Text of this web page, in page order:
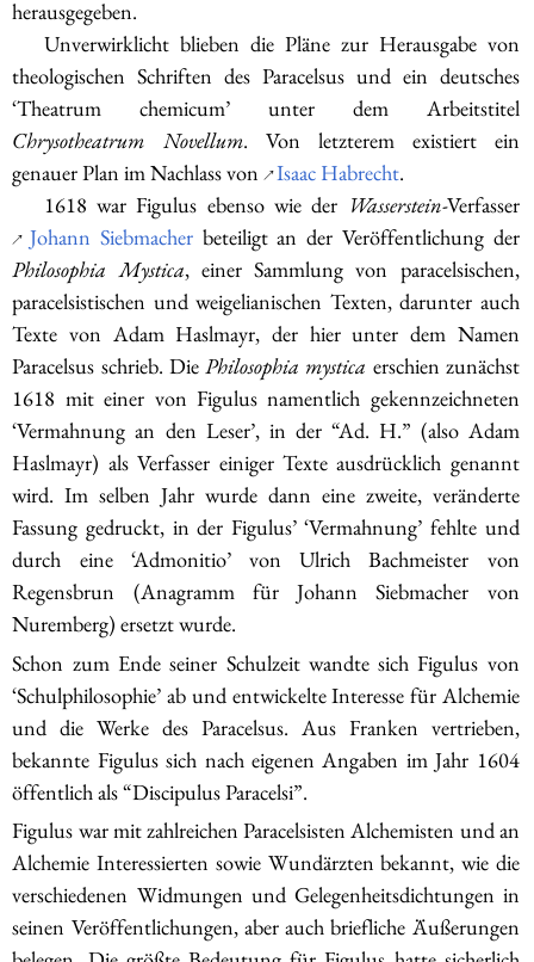
herausgegeben.
Unverwirklicht blieben die Pläne zur Herausgabe von
theologischen Schriften des Paracelsus und ein deutsches
‘Theatrum chemicum’ unter dem Arbeitstitel
Chrysotheatrum Novellum. Von letzterem existiert ein
genauer Plan im Nachlass von↗Isaac Habrecht.
1618 war Figulus ebenso wie der Wasserstein-Verfasser
↗Johann Siebmacherbeteiligt an der Veröffentlichung der
Philosophia Mystica, einer Sammlung von paracelsischen,
paracelsistischen und weigelianischen Texten, darunter auch
Texte von Adam Haslmayr, der hier unter dem Namen
Paracelsus schrieb. DiePhilosophia mystica erschien zunächst
1618 mit einer von Figulus namentlich gekennzeichneten
‘Vermahnung an den Leser’, in der “Ad. H.” (also Adam
Haslmayr) als Verfasser einiger Texte ausdrücklich genannt
wird. Im selben Jahr wurde dann eine zweite, veränderte
Fassung gedruckt, in der Figulus’ ‘Vermahnung’ fehlte und
durch eine ‘Admonitio’ von Ulrich Bachmeister von
Regensbrun (Anagramm für Johann Siebmacher von
Nuremberg) ersetzt wurde.
Schon zum Ende seiner Schulzeit wandte sich Figulus von
‘Schulphilosophie’ ab und entwickelte Interesse für Alchemie
und die Werke des Paracelsus. Aus Franken vertrieben,
bekannte Figulus sich nach eigenen Angaben im Jahr 1604
öffentlich als “Discipulus Paracelsi”.
Figulus war mit zahlreichen Paracelsisten Alchemisten und an
Alchemie Interessierten sowie Wundärzten bekannt, wie die
verschiedenen Widmungen und Gelegenheitsdichtungen in
seinen Veröffentlichungen, aber auch briefliche Äußerungen